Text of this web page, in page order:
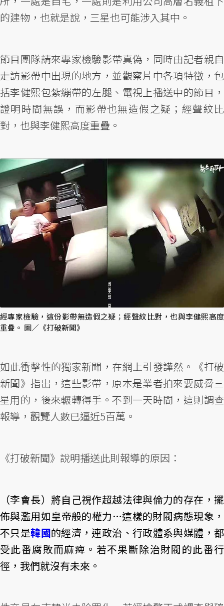
的建物，也就是說，三星也可能涉入其中。
節目團隊請來專家檢驗影帶真偽，同時由記者親自
走訪影帶中出現的地方，並觀察片中各項特徵，包
括李健熙包紮繃帶的左腿、電視上播送中的節目，
證明時間無誤，而影帶也無造假之疑；經聲紋比
對，也與李健熙高度重疊。
經專家檢驗，這份影帶無造假之疑；經聲紋比對，也與李健熙高度
重疊。 圖／《打破新聞》
如此衝擊性的獨家新聞，在網上引發譁然。《打破
新聞》指出，這些影帶，原本是業者拍來要威脅三
星用的，後來輾轉得手。不到一天時間，這則調查
報導，觀覽人數已逼近5百萬。
《打破新聞》說明播送此則報導的原因：
（李會長）將自己視作超越法律與倫力的存在，擺
佈與濫用如皇帝般的權力…這樣的財閥病態現象，
不只是韓國的經濟，連政治、行政體系與媒體，都
受此番腐敗而麻痺。若不果斷除治財閥的此番行
徑，我們就沒有未來。